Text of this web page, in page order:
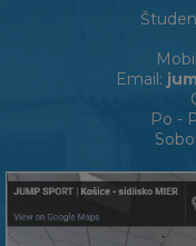
Email:
Po -